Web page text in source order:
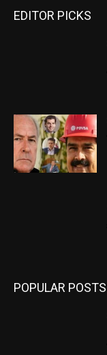
EDITOR PICKS
POPULAR POSTS